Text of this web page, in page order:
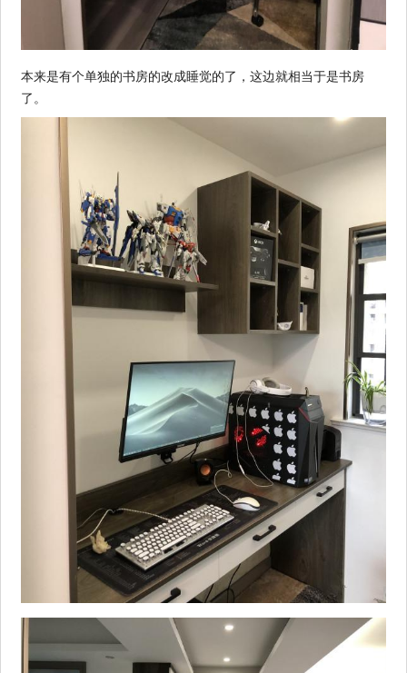
本来是有个单独的书房的改成睡觉的了，这边就相当于是书房
了。